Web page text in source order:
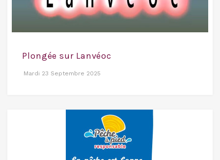
Plongée sur Lanvéoc
Mardi 23 Septembre 2025